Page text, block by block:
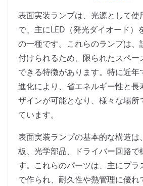
表面実装ランプは、光源として使
で、主にLED（発光ダイオード）
の一種です。これらのランプは、
付けられるため、限られたスペー
できる特徴があります。特に近年
進化により、省エネルギー性と長
ザインが可能となり、様々な場所
ています。
表面実装ランプの基本的な構造は
板、光学部品、ドライバー回路で
す。これらのパーツは、主にプラ
で作られ、耐久性や熱管理に優れ